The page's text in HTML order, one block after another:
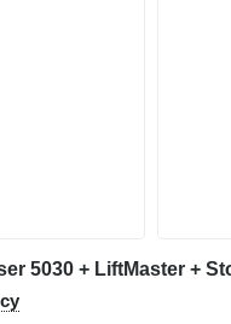
5030 + LiftMaster +